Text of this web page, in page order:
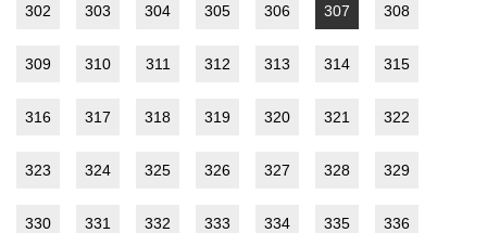
302 303 304 305 306 307 308
309 310 311 312 313 314 315
316 317 318 319 320 321 322
323 324 325 326 327 328 329
330 331 332 333 334 335 336